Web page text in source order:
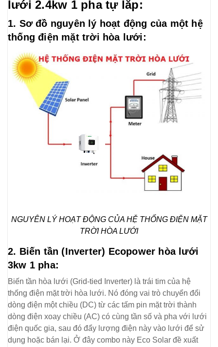
lưới 2.4kw 1 pha tự lắp:
1. Sơ đồ nguyên lý hoạt động của một hệ
thống điện mặt trời hòa lưới:
NGUYÊN LÝ HOẠT ĐỘNG CỦA HỆ THỐNG ĐIỆN MẶT
TRỜI HÒA LƯỚI
2. Biến tần (Inverter) Ecopower hòa lưới
3kw 1 pha:
Biến tần hòa lưới (Grid-tied Inverter) là trái tim của hệ
thống điện mặt trời hòa lưới. Nó đóng vai trò chuyển đổi
dòng điện một chiều (DC) từ các tấm pin mặt trời thành
dòng điện xoay chiều (AC) có cùng tần số và pha với lưới
điện quốc gia, sau đó đẩy lượng điện này vào lưới để sử
dụng hoặc bán lại. Ở đây combo này Eco Solar đề xuất